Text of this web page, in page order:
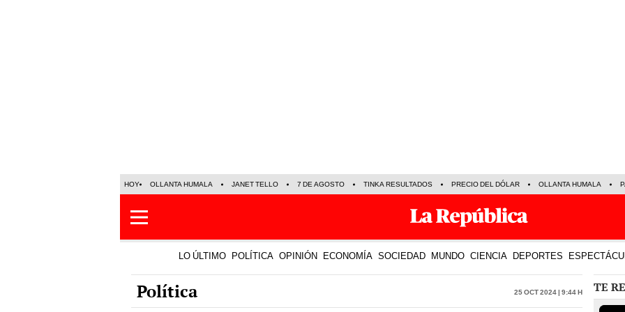
HOY OLLANTA HUMALA JANET TELLO 7 DE AGOSTO TINKA RESULTADOS PRECIO DEL DÓLAR OLLANTA HUMALA
LO ÚLTIMO POLÍTICA OPINIÓN ECONOMÍA SOCIEDAD MUNDO CIENCIA DEPORTES
Política 25 Oct 2024 | 9:44 h TE